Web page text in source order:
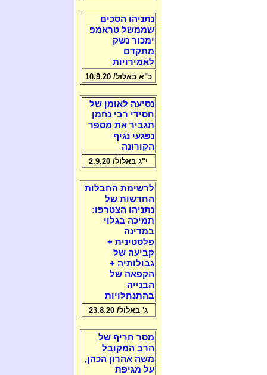
נתניהו הסכים
שממשל טראמפ
ימכור נשק
מתקדם
לאמירויות
כ"א באלול/ 10.9.20
נסיעה לאומן של
חסידי רבי נחמן
תגביר את מספר
נפגעי נגיף
הקורונה
י"ג באלול/ 2.9.20
לרשימת החבלות
החדשות של
נתניהו הצטרפו:
תמיכה בגלוי
במדינה
פלסטינית +
קביעה של
גבולותיה +
הקפאה של
הבנייה
בהתנחלויות
ג' באלול/ 23.8.20
מסר חריף של
הרב המקובל
משה אהרון הכהן,
על מגיפת